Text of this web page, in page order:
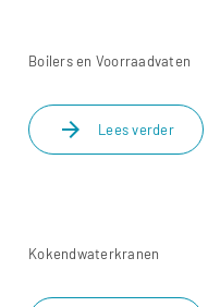
Boilers en Voorraadvaten
arrow_forward Lees verder
Kokendwaterkranen